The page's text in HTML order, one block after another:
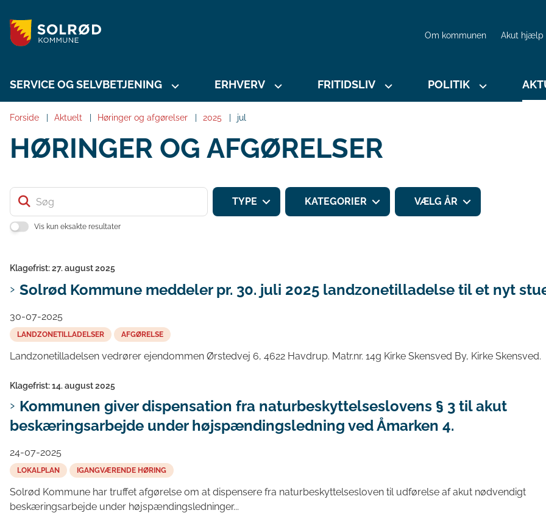
Om kommunen Akut hjælp
SERVICE OG SELVBETJENING ERHVERV FRITIDSLIV POLITIK
Forside Aktuelt Høringer og afgørelser 2025 jul
HØRINGER OG AFGØRELSER
Søg
Vis kun eksakte resultater
TYPE KATEGORIER VÆLG ÅR
Klagefrist: 27. august 2025
Solrød Kommune meddeler pr. 30. juli 2025 landzonetilladelse til et nyt
30-07-2025
LANDZONETILLADELSER AFGØRELSE
Landzonetilladelsen vedrører ejendommen Ørstedvej 6, 4622 Havdrup. Matr.nr. 14g Kirke Skensved By, Kirke Skensved.
Klagefrist: 14. august 2025
Kommunen giver dispensation fra naturbeskyttelseslovens § 3 til akut
beskæringsarbejde under højspændingsledning ved Åmarken 4.
24-07-2025
LOKALPLAN IGANGVÆRENDE HØRING
Solrød Kommune har truffet afgørelse om at dispensere fra naturbeskyttelsesloven til udførelse af akut nødvendigt
beskæringsarbejde under højspændingsledninger...